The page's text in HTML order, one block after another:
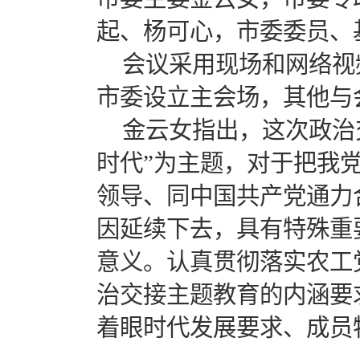
起、杨可心，市委委员
会议采用现场和网络
市委设立主会场，其他
金云女指出，这次政
时代”为主题，对于把我
领导、同中国共产党通
因延续下去，具有特殊
意义。认真贯彻落实农
治交接主题教育的内涵
着眼时代发展要求、成